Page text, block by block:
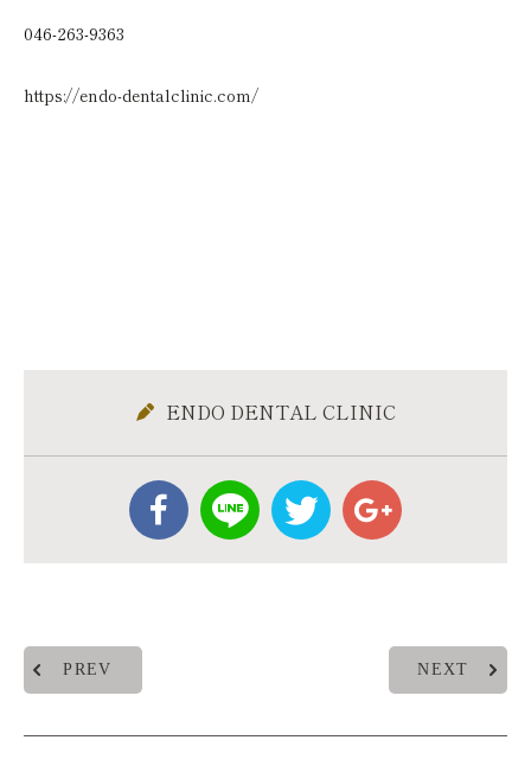
046-263-9363
https://endo-dentalclinic.com/
ENDO DENTAL CLINIC
PREV NEXT